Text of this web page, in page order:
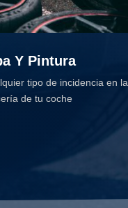
Y Pintura
tipo de incidencia en la
de tu coche